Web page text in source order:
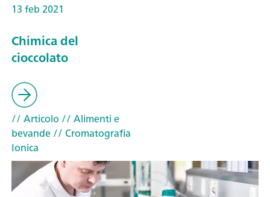
13 feb 2021
Chimica del
cioccolato
// Articolo // Alimenti e
bevande// Cromatografia
Ionica